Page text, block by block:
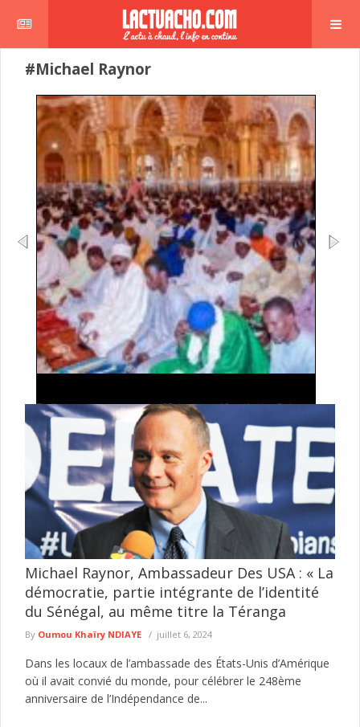
#Michael Raynor
Fadjr 05 heures 40 minutes Suba
05 heures 55 minutes Tisbar
...
lire plus
Michael Raynor, Ambassadeur Des USA : « La
démocratie, partie intégrante de l’identité
du Sénégal, au même titre la Téranga
By Oumou Khaïry NDIAYE juillet 6, 2024
Dans les locaux de l’ambassade des États-Unis d’Amérique
où il avait convié du monde, pour célébrer le 248ème
anniversaire de l’Indépendance de...